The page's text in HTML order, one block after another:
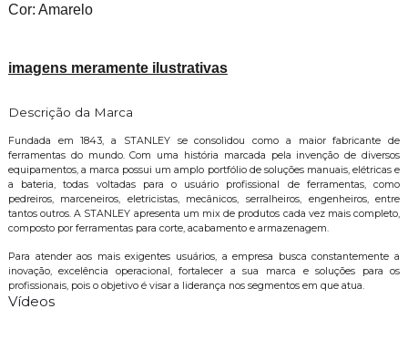
Cor: Amarelo
imagens meramente ilustrativas
Descrição da Marca
Fundada em 1843, a STANLEY se consolidou como a maior fabricante de
ferramentas do mundo. Com uma história marcada pela invenção de diversos
equipamentos, a marca possui um amplo portfólio de soluções manuais, elétricas e
a bateria, todas voltadas para o usuário profissional de ferramentas, como
pedreiros, marceneiros, eletricistas, mecânicos, serralheiros, engenheiros, entre
tantos outros. A STANLEY apresenta um mix de produtos cada vez mais completo,
composto por ferramentas para corte, acabamento e armazenagem.
Para atender aos mais exigentes usuários, a empresa busca constantemente a
inovação, excelência operacional, fortalecer a sua marca e soluções para os
profissionais, pois o objetivo é visar a liderança nos segmentos em que atua.
Vídeos